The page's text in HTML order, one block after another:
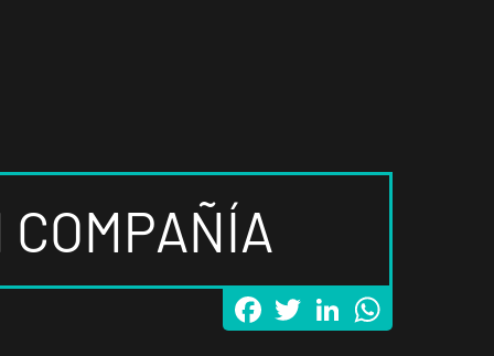
FacebookTwitterLinkedIn